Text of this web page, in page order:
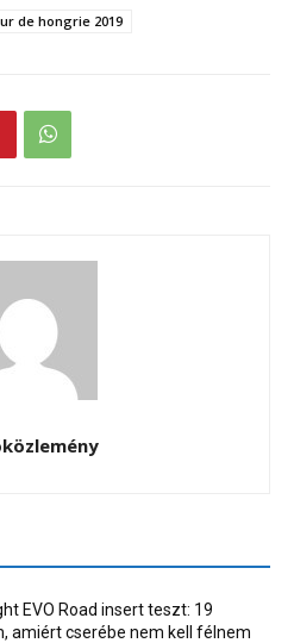
de hongrie 2019
EVO Road insert teszt: 19
amiért cserébe nem kell félnem